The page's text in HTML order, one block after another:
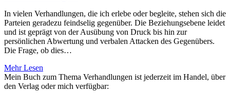
In vielen Verhandlungen, die ich erlebe oder begleite, stehen sich die
Parteien geradezu feindselig gegenüber. Die Beziehungsebene leidet
und ist geprägt von der Ausübung von Druck bis hin zur
persönlichen Abwertung und verbalen Attacken des Gegenübers.
Die Frage, ob dies…
Mehr Lesen
Mein Buch zum Thema Verhandlungen ist jederzeit im Handel, über
den Verlag oder mich verfügbar: